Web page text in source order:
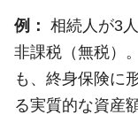
例： 相続人が3
非課税（無税）
も、終身保険に
る実質的な資産